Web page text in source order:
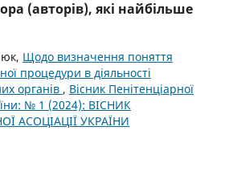
(авторів), які найбільше
Щодо визначення поняття
процедури в діяльності
органів , Вісник Пенітенціарної
№ 1 (2024): ВІСНИК
АСОЦІАЦІЇ УКРАЇНИ